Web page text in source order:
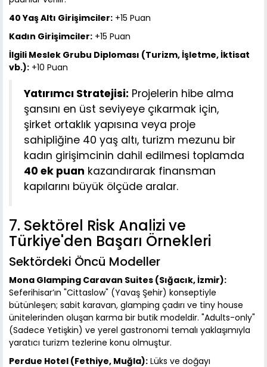
40 Yaş Altı Girişimciler: +15 Puan
Kadın Girişimciler: +15 Puan
İlgili Meslek Grubu Diploması (Turizm, İşletme, İktisat
vb.): +10 Puan
Yatırımcı Stratejisi: Projelerin hibe alma
şansını en üst seviyeye çıkarmak için,
şirket ortaklık yapısına veya proje
sahipliğine 40 yaş altı, turizm mezunu bir
kadın girişimcinin dahil edilmesi toplamda
40 ek puan kazandırarak finansman
kapılarını büyük ölçüde aralar.
7. Sektörel Risk Analizi ve
Türkiye'den Başarı Örnekleri
Sektördeki Öncü Modeller
Mona Glamping Caravan Suites (Sığacık, İzmir):
Seferihisar’ın "Cittaslow" (Yavaş Şehir) konseptiyle
bütünleşen; sabit karavan, glamping çadırı ve tiny house
ünitelerinden oluşan karma bir butik modeldir. "Adults-only"
(Sadece Yetişkin) ve yerel gastronomi temalı yaklaşımıyla
yaratıcı turizm tezlerine konu olmuştur.
Perdue Hotel (Fethiye, Muğla): Lüks ve doğayı